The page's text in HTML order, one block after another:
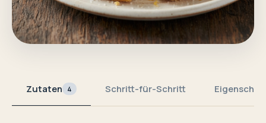
Zutaten 4 Schritt-für-Schritt